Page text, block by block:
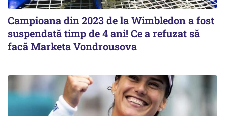
Campioana din 2023 de la Wimbledon a fost
suspendată timp de 4 ani! Ce a refuzat să
facă Marketa Vondrousova